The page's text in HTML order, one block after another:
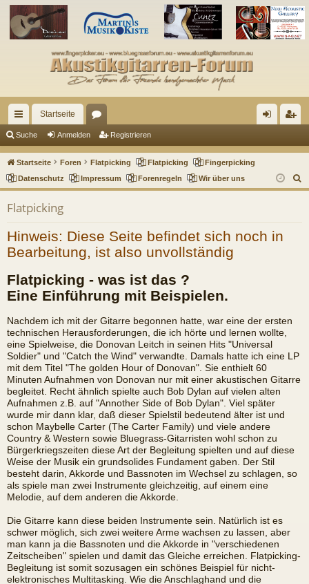
ch
ne
llz
Startseite
en m ist
rie
Suche Anmelden Registrieren
Startseite Foren Flatpicking Flatpicking
Fingerpicking
Datenschutz
Impressum Forenregeln Wir über uns
u
Flatpicking
Hinweis: Diese Seite befindet sich noch in
Bearbeitung, ist also unvollständig
Flatpicking - was ist das ?
Eine Einführung mit Beispielen.
Nachdem ich mit der Gitarre begonnen hatte, war eine der ersten
technischen Herausforderungen, die ich hörte und lernen wollte,
eine Spielweise, die Donovan Leitch in seinen Hits "Universal
Soldier" und "Catch the Wind" verwandte. Damals hatte ich eine LP
mit dem Titel "The golden Hour of Donovan". Sie enthielt 60
Minuten Aufnahmen von Donovan nur mit einer akustischen Gitarre
begleitet. Recht ähnlich spielte auch Bob Dylan auf vielen alten
Aufnahmen z.B. auf "Annother Side of Bob Dylan". Viel später
wurde mir dann klar, daß dieser Spielstil bedeutend älter ist und
schon Maybelle Carter (The Carter Family) und viele andere
Country & Western sowie Bluegrass-Gitarristen wohl schon zu
Bürgerkriegszeiten diese Art der Begleitung spielten und auf diese
Weise der Musik ein grundsolides Fundament gaben. Der Stil
besteht darin, Akkorde und Bassnoten im Wechsel zu schlagen, so
als spiele man zwei Instrumente gleichzeitig, auf einem eine
Melodie, auf dem anderen die Akkorde.
Die Gitarre kann diese beiden Instrumente sein. Natürlich ist es
schwer möglich, sich zwei weitere Arme wachsen zu lassen, aber
man kann ja die Bassnoten und die Akkorde in "verschiedenen
Zeitscheiben" spielen und damit das Gleiche erreichen. Flatpicking-
Begleitung ist somit sozusagen ein schönes Beispiel für nicht-
elektronisches Multitasking. Wie die Anschlaghand und die